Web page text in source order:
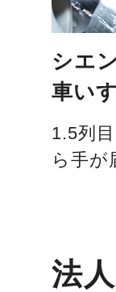
シエ
車い
1.5列
ら手が
法